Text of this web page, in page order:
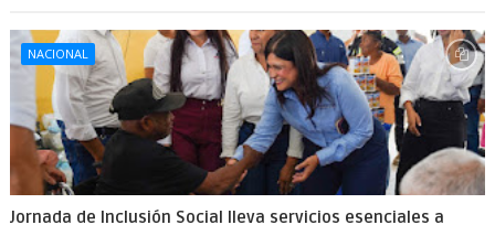
NACIONAL
Jornada de Inclusión Social lleva servicios esenciales a